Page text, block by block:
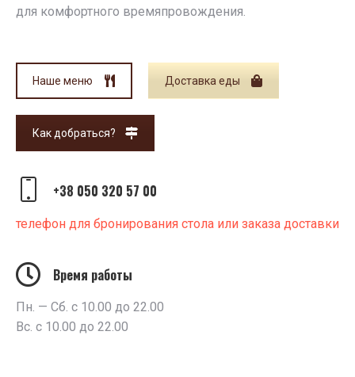
для комфортного времяпровождения.
Наше меню Доставка еды
Как добраться?
+38 050 320 57 00
телефон для бронирования стола или заказа доставки
Время работы
Пн. — Сб. с 10.00 до 22.00
Вс. с 10.00 до 22.00